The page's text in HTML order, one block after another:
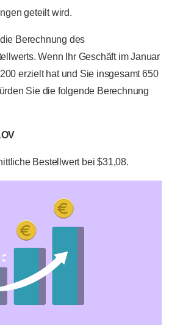
geteilt wird.
Berechnung des
Wenn Ihr Geschäft im Januar
erzielt hat und Sie insgesamt 650
Sie die folgende Berechnung
Bestellwert bei $31,08.